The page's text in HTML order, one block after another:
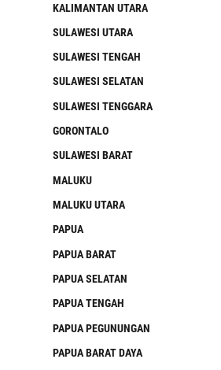
KALIMANTAN UTARA
SULAWESI UTARA
SULAWESI TENGAH
SULAWESI SELATAN
SULAWESI TENGGARA
GORONTALO
SULAWESI BARAT
MALUKU
MALUKU UTARA
PAPUA
PAPUA BARAT
PAPUA SELATAN
PAPUA TENGAH
PAPUA PEGUNUNGAN
PAPUA BARAT DAYA